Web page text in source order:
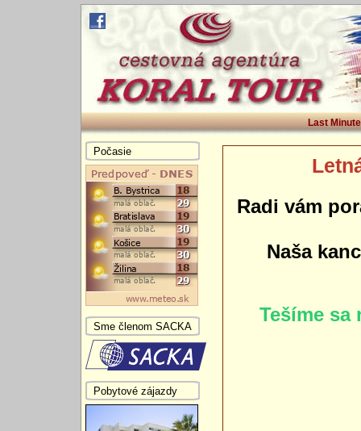
Last Minute
Radi vám
Naša
Tešíme sa
Počasie
Sme členom SACKA
Pobytové zájazdy